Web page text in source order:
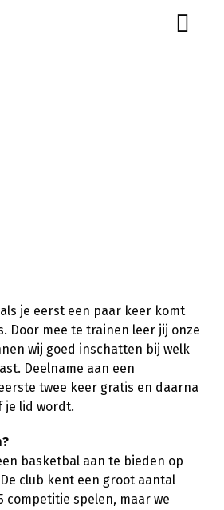
je eerst een paar keer komt
Door mee te trainen leer jij onze
wij goed inschatten bij welk
Deelname aan een
twee keer gratis en daarna
je lid wordt.
basketbal aan te bieden op
club kent een groot aantal
competitie spelen, maar we